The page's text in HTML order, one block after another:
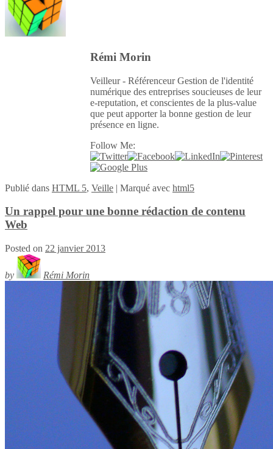
Rémi Morin
Veilleur - Référenceur Gestion de l'identité
numérique des entreprises soucieuses de leur
e-reputation, et conscientes de la plus-value
que peut apporter la bonne gestion de leur
présence en ligne.
Follow Me:
Publié dans HTML 5, Veille | Marqué avec html5
Un rappel pour une bonne rédaction de contenu
Web
Posted on 22 janvier 2013
by Rémi Morin